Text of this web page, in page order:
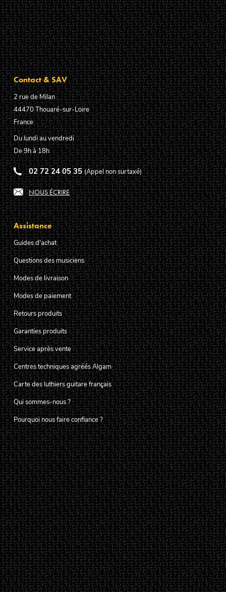
Contact & SAV
2 rue de Milan
44470Thouaré-sur-Loire
France
Du lundi au vendredi
De 9h à 18h
02 72 24 05 35 (Appel non surtaxé)
NOUS ÉCRIRE
Assistance
Guides d'achat
Questions des musiciens
Modes de livraison
Modes de paiement
Retours produits
Garanties produits
Service après vente
Centres techniques agréés Algam
Carte des luthiers guitare français
Qui sommes-nous ?
Pourquoi nous faire confiance ?